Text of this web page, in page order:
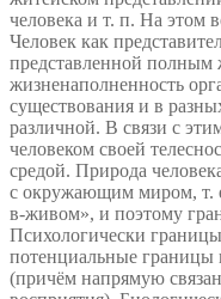
человека и т. п. На этом
Человек как
представленной
жизненаполненность
существования и в
различной. В связи с
человеком своей
средой. Природа
с окружающим миром, т.
в‑живом», и поэтому
Психологически
потенциальные
(причём напрямую